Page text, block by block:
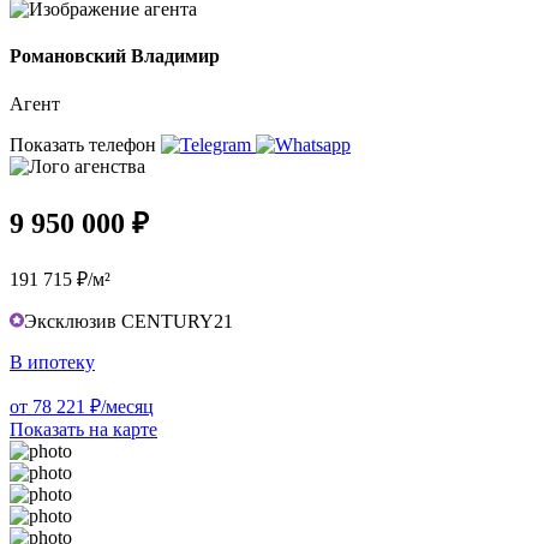
Романовский Владимир
Агент
Показать телефон
9 950 000 ₽
191 715 ₽/м²
Эксклюзив CENTURY21
В ипотеку
от 78 221 ₽/месяц
Показать на карте